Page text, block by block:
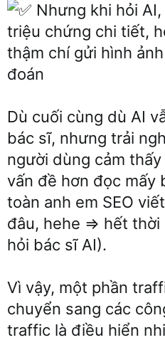
Nhưng khi hỏi
triệu chứng chi tiết,
thậm chí gửi hình
đoán
Dù cuối cùng dù AI
bác sĩ, nhưng trải
người dùng cảm
vấn đề hơn đọc mấy
toàn anh em SEO
đâu, hehe => hết
hỏi bác sĩ AI).
Vì vậy, một phần
chuyển sang các
traffic là điều hiển